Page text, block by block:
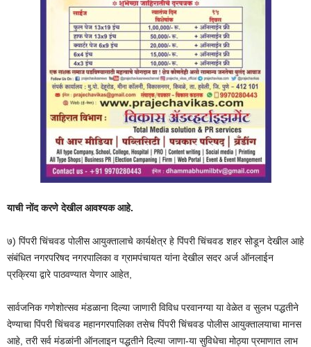
याची नोंद करणे देखील आवश्यक आहे.
७) पिंपरी चिंचवड पोलीस आयुक्तालाचे कार्यक्षेत्र हे पिंपरी चिंचवड शहर सोडून देखील आहे
संबंधित नगरपरिषद नगरपालिका व ग्रामपंचायत यांना देखील सदर अर्ज ऑनलाईन
प्रक्रिया द्वारे पाठवण्यात येणार आहेत,
सार्वजनिक गणेशोत्सव मंडळाना दिल्या जाणारी विविध परवानग्या या वेळेत व सुलभ पद्धतीने
देण्याचा पिंपरी चिंचवड महानगरपालिका तसेच पिंपरी चिंचवड पोलीस आयुक्तालयाचा मानस
आहे, तरी सर्व मंडळांनी ऑनलाइन पद्धतीने दिल्या जाणा-या सुविधेचा मोठ्या प्रमाणात लाभ